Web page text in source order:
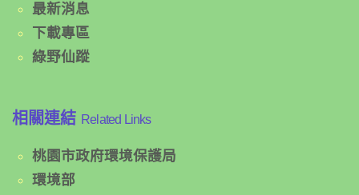
最新消息
下載專區
綠野仙蹤
相關連結 Related Links
桃園市政府環境保護局
環境部